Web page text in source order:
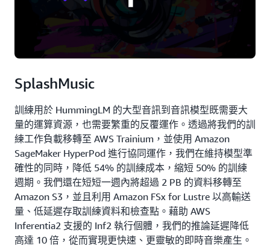
SplashMusic
訓練用於 HummingLM 的大型音訊到音訊模型既需要大
量的運算資源，也需要繁重的反覆運作。透過將我們的訓
練工作負載移轉至 AWS Trainium，並使用 Amazon
SageMaker HyperPod 進行協同運作，我們在維持模型準
確性的同時，降低 54% 的訓練成本，縮短 50% 的訓練
週期。我們還在短短一週內將超過 2 PB 的資料移轉至
Amazon S3，並且利用 Amazon FSx for Lustre 以高輸送
量、低延遲存取訓練資料和檢查點。藉助 AWS
Inferentia2 支援的 Inf2 執行個體，我們的推論延遲降低
高達 10 倍，從而實現更快速、更靈敏的即時音樂產生。